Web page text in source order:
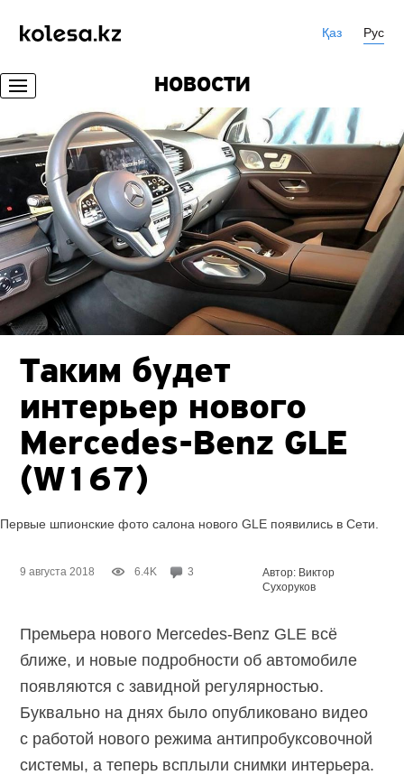
Қаз Рус
НОВОСТИ
Таким будет
интерьер нового
Mercedes-Benz GLE
(W167)
Первые шпионские фото салона нового GLE появились в Сети.
9 августа 2018 6.4K 3
Автор: Виктор
Сухоруков
Премьера нового Mercedes-Benz GLE всё
ближе, и новые подробности об автомобиле
появляются с завидной регулярностью.
Буквально на днях было опубликовано видео
с работой нового режима антипробуксовочной
системы, а теперь всплыли снимки интерьера.